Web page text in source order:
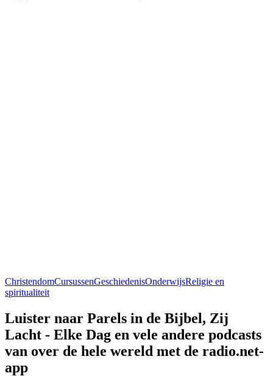
ChristendomCursussenGeschiedenisOnderwijsReligie en
spiritualiteit
Luister naar Parels in de Bijbel, Zij
Lacht - Elke Dag en vele andere podcasts
van over de hele wereld met de radio.net-
app